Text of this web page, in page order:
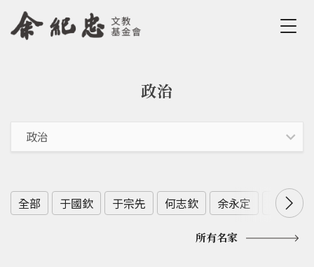
Jump to Navigation
Jump to Main content
政治
全部 于國欽 于宗先 何志欽 余永定 余範英
所有名家